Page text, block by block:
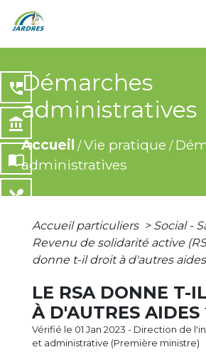
Démarches
administratives
Accueil /Vie pratique /
administratives
perm_phone_msg
account_balance
import_contacts
local_dining
Accueil particuliers > Social -
Revenu de solidarité active
donne t-il droit à d'autres
LE RSA DONNE T-
À D'AUTRES AIDES
Vérifié le 01 Jan 2023 - Direction de
et administrative (Première ministre)